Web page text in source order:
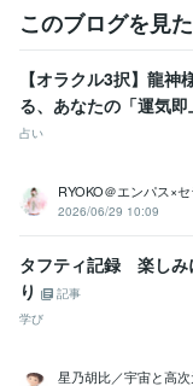
職歴
花蓮 2009年7月 ~ 現
●●会社 1991年10月
●●医院 2000年11月
●●会社
大手電話占い会社
株式会社クラウドワー
資格・検定
日商簿記検定2級
このブログを見
【オラクル3択】龍神
る、あなたの「運気即
占い
RYOKO＠エンパス×
2026/06/29 10:09
タフティ記録 楽し
り
記事
学び
星乃胡比／宇宙と高